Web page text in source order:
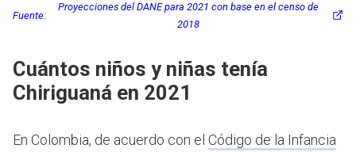
Fuente:
Proyecciones del DANE para 2021 con base en el censo de
2018
Cuántos niños y niñas tenía
Chiriguaná en 2021
En Colombia, de acuerdo con el Código de la Infancia